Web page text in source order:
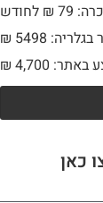
₪ לחודש
5498 ₪
באתר:
₪ 4,700
כאן